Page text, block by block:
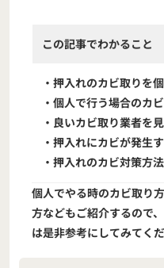
この記事でわかること
・押入れのカビ取りを
・個人で行う場合のカ
・良いカビ取り業者を
・押入れにカビが発生
・押入れのカビ対策方法
個人でやる時のカビ取り
方などもご紹介するので
は是非参考にしてみてくだ